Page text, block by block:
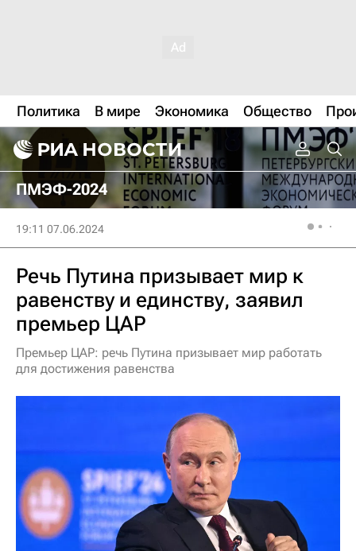
Политика В мире Экономика Общество
ПМЭФ-2024
19:11 07.06.2024
Речь Путина призывает мир к
равенству и единству, заявил
премьер ЦАР
Премьер ЦАР: речь Путина призывает мир работать
для достижения равенства